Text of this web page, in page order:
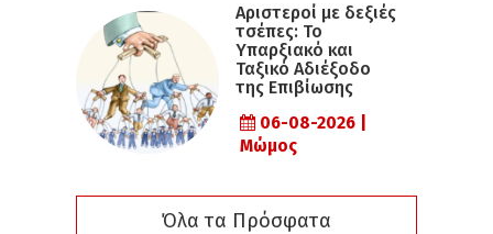
Αριστεροί με δεξιές
τσέπες: Το
Υπαρξιακό και
Ταξικό Αδιέξοδο
της Επιβίωσης
06-08-2026 |
Μώμος
Όλα τα Πρόσφατα